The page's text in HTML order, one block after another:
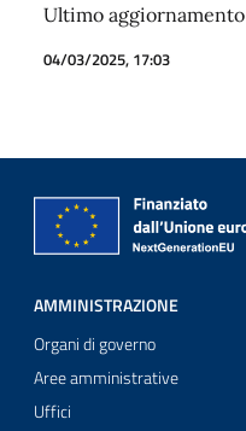
Ultimo aggiornamento
04/03/2025, 17:03
AMMINISTRAZIONE
Organi di governo
Aree amministrative
Uffici